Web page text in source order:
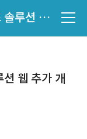
PHP 기반 운영관리 및 세일즈 솔루션 웹 추가 개발 및 버그 수정
웹 추가 개